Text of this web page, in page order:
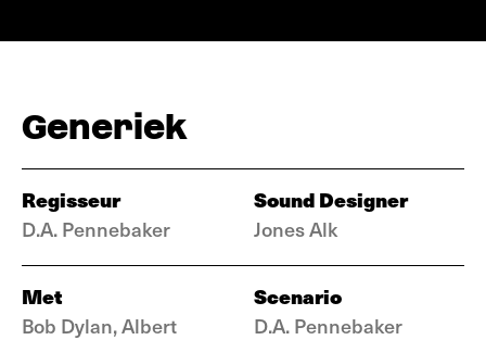
Generiek
Regisseur
D.A. Pennebaker
Sound Designer
Jones Alk
Met
Bob Dylan, Albert
Scenario
D.A. Pennebaker